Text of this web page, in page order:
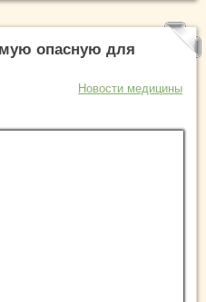
опасную для
Новости медицины